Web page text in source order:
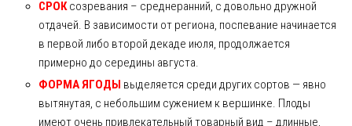
СРОКсозревания – среднеранний, с довольно дружной
отдачей. В зависимости от региона, поспевание начинается
в первой либо второй декаде июля, продолжается
примерно до середины августа.
ФОРМА ЯГОДЫ выделяется среди других сортов — явно
вытянутая, с небольшим сужением к вершинке. Плоды
имеют очень привлекательный товарный вид – длинные,